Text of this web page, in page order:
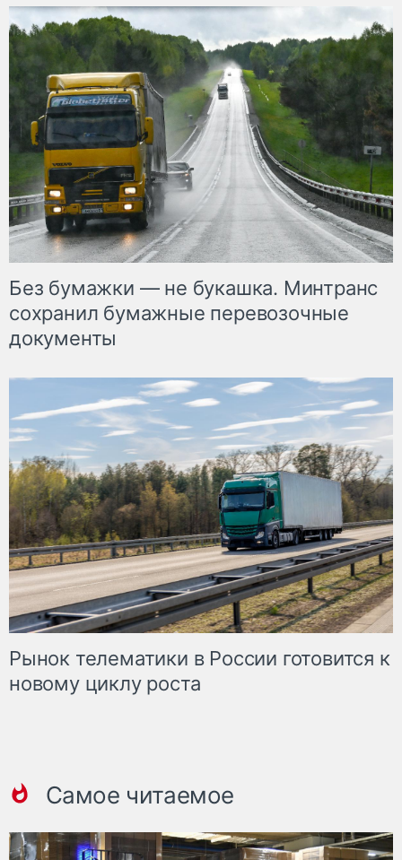
Без бумажки — не букашка. Минтранс
сохранил бумажные перевозочные
документы
Рынок телематики в России готовится к
новому циклу роста
Самое читаемое